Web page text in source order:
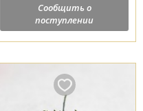
Сообщить о
поступлении